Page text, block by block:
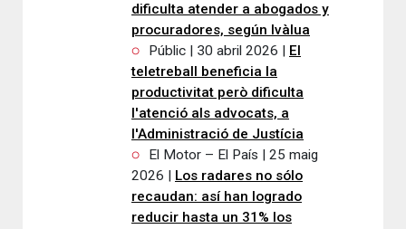
dificulta atender a abogados y
procuradores, según Ivàlua
Públic | 30 abril 2026 | El
teletreball beneficia la
productivitat però dificulta
l'atenció als advocats, a
l'Administració de Justícia
El Motor – El País | 25 maig
2026 | Los radares no sólo
recaudan: así han logrado
reducir hasta un 31% los